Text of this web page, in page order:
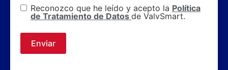
Reconozco que he leído y acepto la Política
de Tratamiento de Datos de ValvSmart.
Enviar